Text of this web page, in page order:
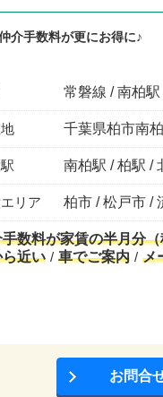
介手数料が更にお得に♪
常磐線 / 南柏駅
千葉県柏市南
南柏駅 / 柏駅 /
リア 柏市 / 松戸市 /
数料が家賃の半月分
近い
車でご案内 メ
お問合